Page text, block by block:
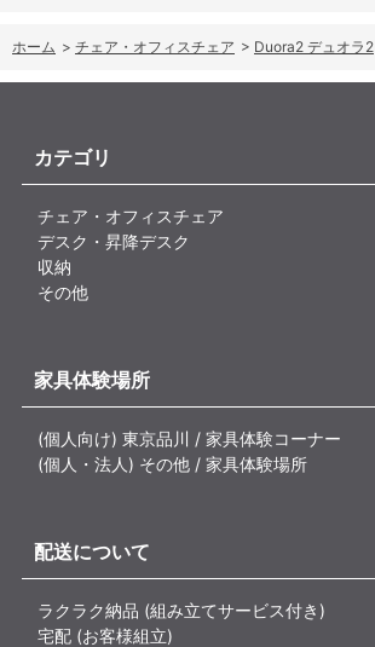
ホーム > チェア・オフィスチェア > Duora2 デュオラ2
カテゴリ
チェア・オフィスチェア
デスク・昇降デスク
収納
その他
家具体験場所
(個人向け) 東京品川 / 家具体験コーナー
(個人・法人) その他 / 家具体験場所
配送について
ラクラク納品 (組み立てサービス付き)
宅配 (お客様組立)